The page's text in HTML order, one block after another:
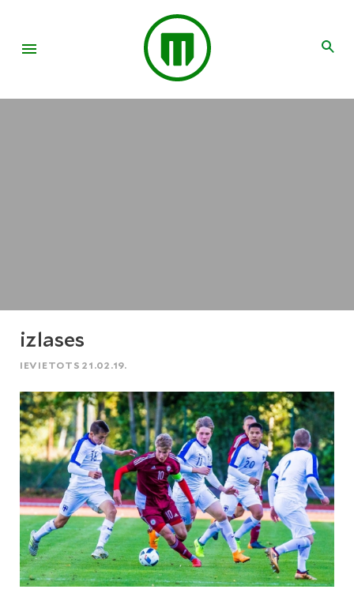
izlases
IEVIETOTS 21.02.19.